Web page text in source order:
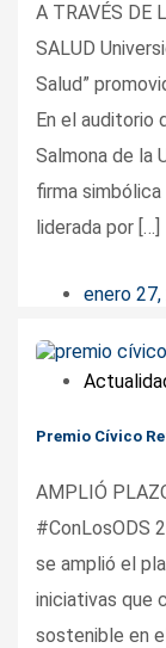
A TRAVÉS DE
SALUD
Salud”
En el auditorio
Salmona de la
firma
liderada por […]
enero
Premio Cívico
AMPLIÓ
#ConLosODS
se amplió el
iniciativas que
sostenible en